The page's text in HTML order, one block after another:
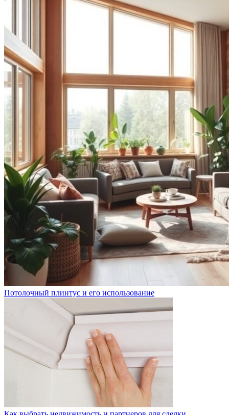
Потолочный плинтус и его использование